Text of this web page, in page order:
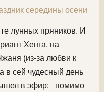
середины осени
лунных пряников. И
Хенга, на
(из-за любви к
в сей чудесный день
в эфир: помимо